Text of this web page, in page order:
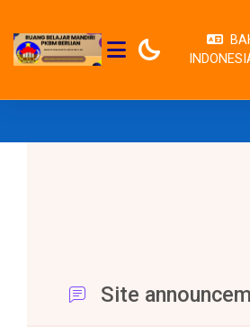
PANEL SAMPING
Site
PKBM BERLIAN AKREDITASI B